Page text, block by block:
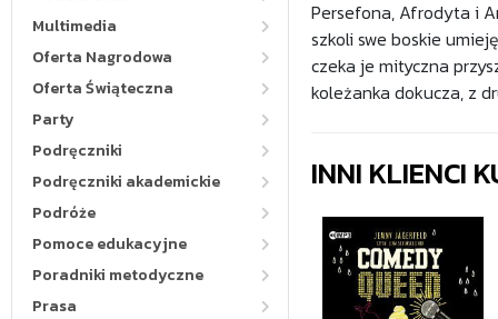
Multimedia
Oferta Nagrodowa
Oferta Świąteczna
Party
Podręczniki
Podręczniki akademickie
Podróże
Pomoce edukacyjne
Poradniki metodyczne
Prasa
Persefona, Afrodyta i
szkoli swe boskie
czeka je mityczna
koleżanka dokucza, z
INNI KLIENCI